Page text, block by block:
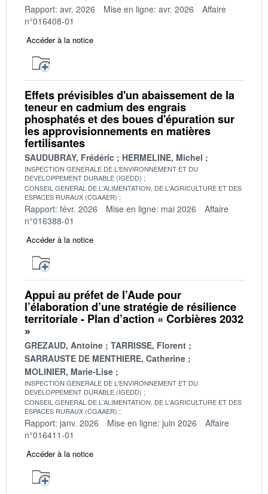
Rapport: avr. 2026 Mise en ligne: avr. 2026
Affaire
n°016408-01
Accéder à la notice
Effets prévisibles d'un abaissement de la
teneur en cadmium des engrais
phosphatés et des boues d'épuration sur
les approvisionnements en matières
fertilisantes
SAUDUBRAY, Frédéric HERMELINE, Michel
INSPECTION GENERALE DE L'ENVIRONNEMENT ET DU
DEVELOPPEMENT DURABLE (IGEDD)
CONSEIL GENERAL DE L'ALIMENTATION, DE L'AGRICULTURE ET DES
ESPACES RURAUX (CGAAER)
Rapport: févr. 2026 Mise en ligne: mai 2026
Affaire
n°016388-01
Accéder à la notice
Appui au préfet de l’Aude pour
l’élaboration d’une stratégie de résilience
territoriale - Plan d’action « Corbières 2032
»
GREZAUD, Antoine
TARRISSE, Florent
SARRAUSTE DE MENTHIERE, Catherine
MOLINIER, Marie-Lise
INSPECTION GENERALE DE L'ENVIRONNEMENT ET DU
DEVELOPPEMENT DURABLE (IGEDD)
CONSEIL GENERAL DE L'ALIMENTATION, DE L'AGRICULTURE ET DES
ESPACES RURAUX (CGAAER)
Rapport: janv. 2026 Mise en ligne: juin 2026
Affaire
n°016411-01
Accéder à la notice